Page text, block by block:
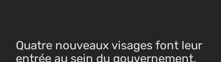
Quatre nouveaux visages font leur
entrée au sein du gouvernement.